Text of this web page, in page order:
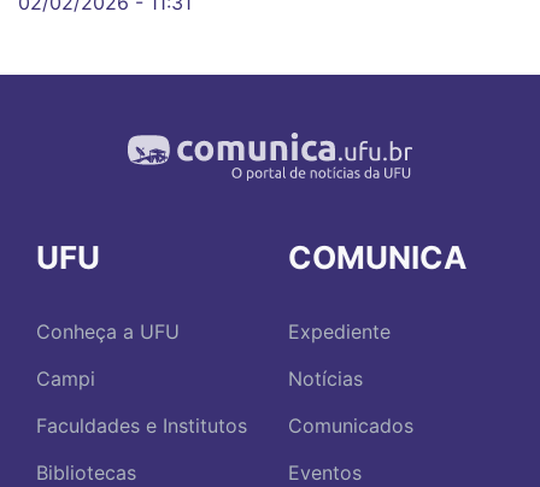
UFU
Conheça a UFU
Campi
Faculdades e Institutos
Bibliotecas
COMUNICA
Expediente
Notícias
Comunicados
Eventos